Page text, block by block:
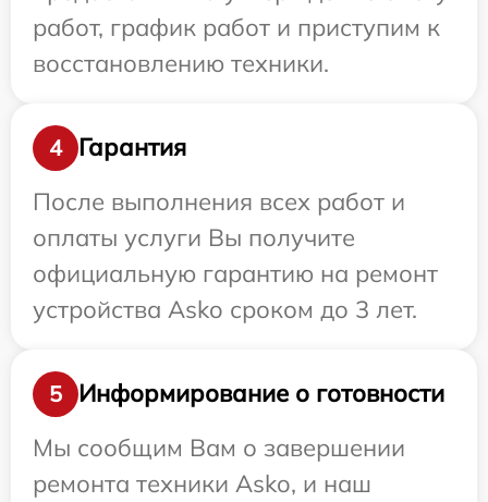
работ, график работ и приступим к
восстановлению техники.
4
Гарантия
После выполнения всех работ и
оплаты услуги Вы получите
официальную гарантию на ремонт
устройства Asko сроком до 3 лет.
5
Информирование о готовности
Мы сообщим Вам о завершении
ремонта техники Asko, и наш